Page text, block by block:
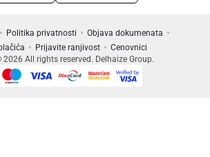
Politika privatnosti
Objava dokumenata
Prijavite ranjivost
Cenovnici
All rights reserved. Delhaize Group.